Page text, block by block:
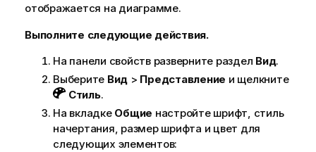
отображается на диаграмме.
Выполните следующие действия.
На панели свойств разверните раздел Вид.
Выберите Вид > Представление и щелкните
Стиль.
На вкладке Общие настройте шрифт, стиль
начертания, размер шрифта и цвет для
следующих элементов: